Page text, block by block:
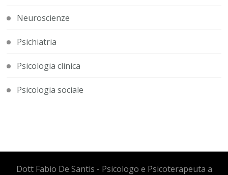
Neuroscienze
Psichiatria
Psicologia clinica
Psicologia sociale
Dott Fabio De Santis - Psicologo e Psicoterapeuta a